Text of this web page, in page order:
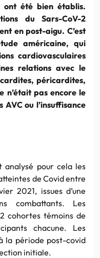
ont été bien établis.
du Sars-CoV-2
en post-aigu. C’est
américaine, qui
cardiovasculaires
relations avec le
péricardites,
n’était pas encore le
AVC ou l’insuffisance
analysé pour cela les
de Covid entre
2021, issues d’une
combattants. Les
cohortes témoins de
chacune. Les
la période post-covid
initiale.